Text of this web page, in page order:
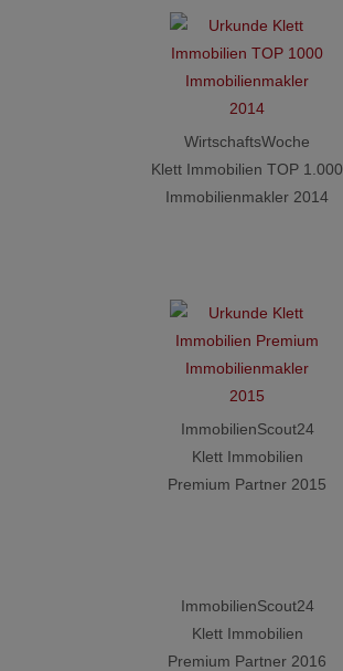
WirtschaftsWoche
Klett Immobilien TOP 1.000
Immobilienmakler 2014
ImmobilienScout24
Klett Immobilien
Premium Partner 2015
ImmobilienScout24
Klett Immobilien
Premium Partner 2016